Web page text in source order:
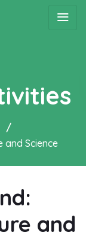
/
and Science
and